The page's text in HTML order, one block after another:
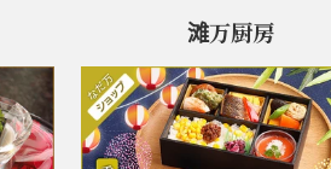
滩万厨房